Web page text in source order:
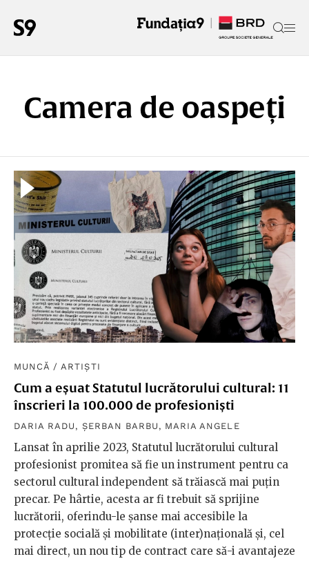
Camera de oaspeți
MUNCĂ /ARTIȘTI
Cum a eșuat Statutul lucrătorului cultural: 11
înscrieri la 100.000 de profesioniști
DARIA RADU , ȘERBAN BARBU , MARIA ANGELE
Lansat în aprilie 2023, Statutul lucrătorului cultural
profesionist promitea să fie un instrument pentru ca
sectorul cultural independent să trăiască mai puțin
precar. Pe hârtie, acesta ar fi trebuit să sprijine
lucrătorii, oferindu-le șanse mai accesibile la
protecție socială și mobilitate (inter)națională și, cel
mai direct, un nou tip de contract care să-i avantajeze